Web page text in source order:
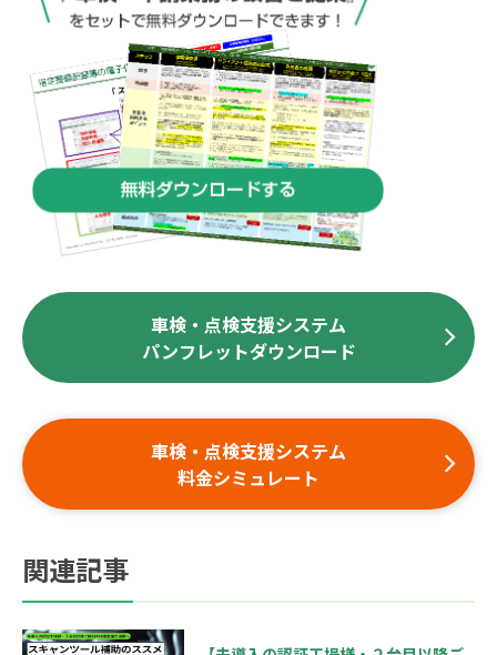
車検・点検支援システム
パンフレットダウンロード
車検・点検支援システム
料金シミュレート
関連記事